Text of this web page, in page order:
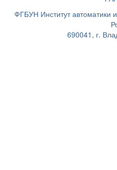
ФГБУН Институт автоматики
690041, г.